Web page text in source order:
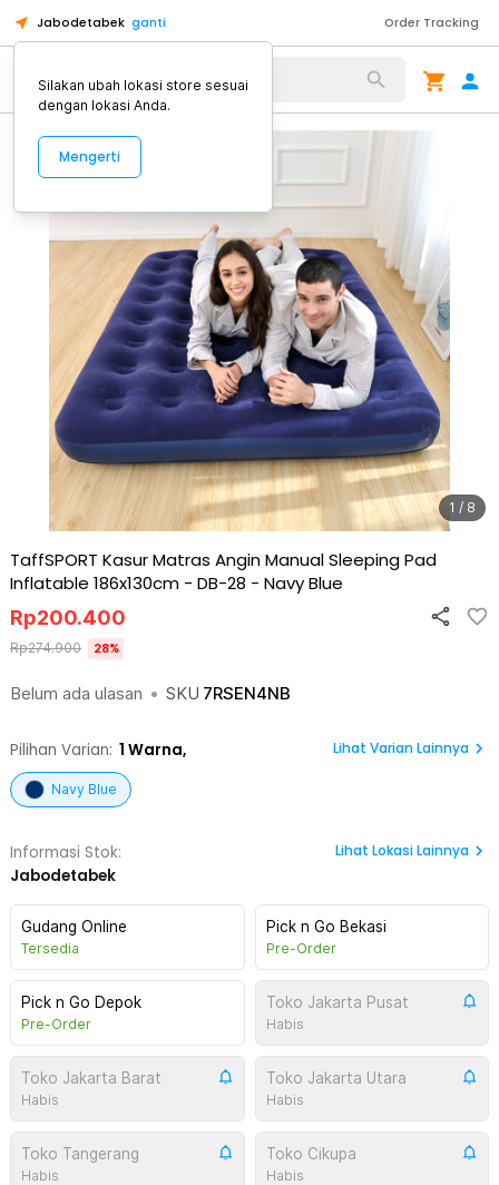
Jabodetabek ganti Order Tracking
Alat Kopi
1 / 8
TaffSPORT Kasur Matras Angin Manual Sleeping Pad
Inflatable 186x130cm - DB-28 - Navy Blue
Belum ada ulasan • SKU 7RSEN4NB
Rp200.400
Rp274.900 28%
Pilihan Varian: 1 Warna, Lihat Varian Lainnya
Navy Blue
Informasi Stok:
Jabodetabek
Lihat Lokasi Lainnya
Gudang Online
Tersedia
Pick n Go Bekasi
Pre-Order
Pick n Go Depok
Pre-Order
Toko Jakarta Pusat
Habis
Toko Jakarta Barat
Habis
Toko Jakarta Utara
Habis
Toko Tangerang
Habis
Toko Cikupa
Habis
Silakan ubah lokasi store sesuai
dengan lokasi Anda.
Mengerti